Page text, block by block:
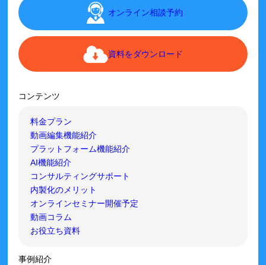
オンライン相談予約
資料をダウンロード
コンテンツ
料金プラン
動画編集機能紹介
プラットフォーム機能紹介
AI機能紹介
コンサルティングサポート
内製化のメリット
オンラインセミナー開催予定
動画コラム
お役立ち資料
事例紹介